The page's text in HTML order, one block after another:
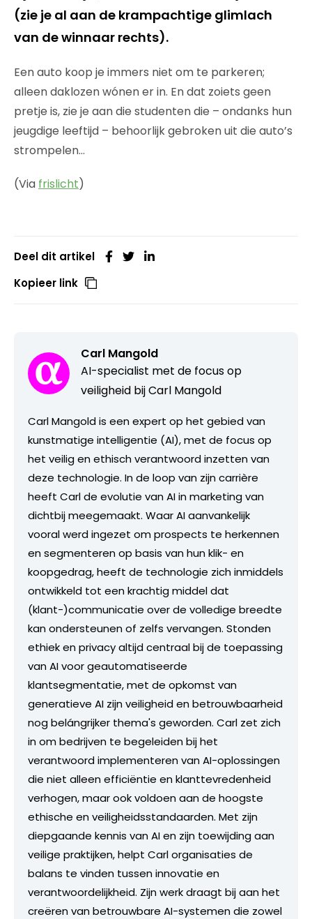
(zie je al aan de krampachtige glimlach
van de winnaar rechts).
Een auto koop je immers niet om te parkeren;
alleen daklozen wónen er in. En dat zoiets geen
pretje is, zie je aan die studenten die – ondanks hun
jeugdige leeftijd – behoorlijk gebroken uit die auto’s
strompelen…
(Via frislicht)
Deel dit artikel
Kopieer link
Carl Mangold
AI-specialist met de focus op
veiligheid bij Carl Mangold
Carl Mangold is een expert op het gebied van
kunstmatige intelligentie (AI), met de focus op
het veilig en ethisch verantwoord inzetten van
deze technologie. In de loop van zijn carrière
heeft Carl de evolutie van AI in marketing van
dichtbij meegemaakt. Waar AI aanvankelijk
vooral werd ingezet om prospects te herkennen
en segmenteren op basis van hun klik- en
koopgedrag, heeft de technologie zich inmiddels
ontwikkeld tot een krachtig middel dat
(klant-)communicatie over de volledige breedte
kan ondersteunen of zelfs vervangen. Stonden
ethiek en privacy altijd centraal bij de toepassing
van AI voor geautomatiseerde
klantsegmentatie, met de opkomst van
generatieve AI zijn veiligheid en betrouwbaarheid
nog belángrijker thema's geworden. Carl zet zich
in om bedrijven te begeleiden bij het
verantwoord implementeren van AI-oplossingen
die niet alleen efficiëntie en klanttevredenheid
verhogen, maar ook voldoen aan de hoogste
ethische en veiligheidsstandaarden. Met zijn
diepgaande kennis van AI en zijn toewijding aan
veilige praktijken, helpt Carl organisaties de
balans te vinden tussen innovatie en
verantwoordelijkheid. Zijn werk draagt bij aan het
creëren van betrouwbare AI-systemen die zowel